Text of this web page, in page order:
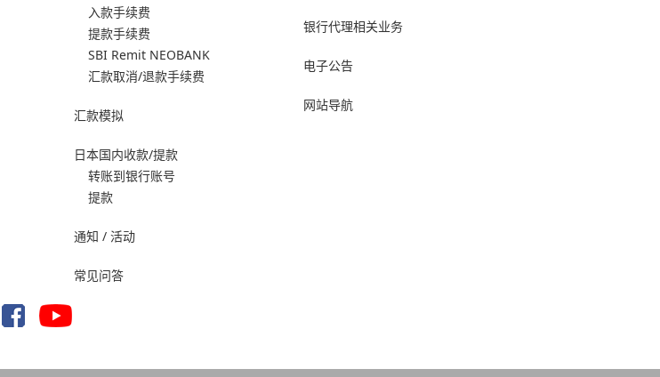
入款手续费
提款手续费
SBI Remit NEOBANK
汇款取消/退款手续费
汇款模拟
日本国内收款/提款
转账到银行账号
提款
通知 / 活动
常见问答
银行代理相关业务
电子公告
网站导航